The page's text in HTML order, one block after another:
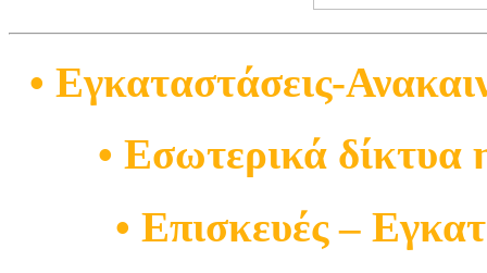
• Εγκαταστάσεις-
• Εσωτερικά δίκτυα
• Επισκευές –